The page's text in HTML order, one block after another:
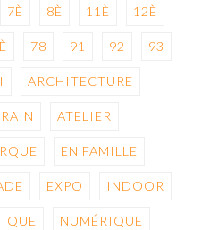
7È 8È 11È 12È
78 91 92 93
ARCHITECTURE
ATELIER
EN FAMILLE
EXPO INDOOR
NUMÉRIQUE